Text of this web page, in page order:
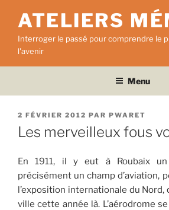
contenu
principal
ATELIERS
Interroger le passé pour comprendre le
l'avenir
Menu
PUBLIÉ
LE
2 FÉVRIER 2012 PAR PWARET
Les merveilleux fous
En 1911, il y eut à Roubaix un
précisément un champ d’aviation,
l’exposition internationale du Nord,
ville cette année là. L’aérodrome